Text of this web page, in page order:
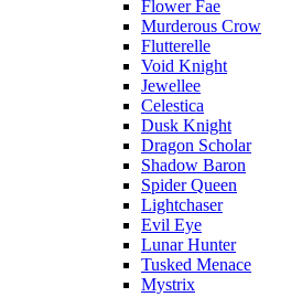
Flower Fae
Murderous Crow
Flutterelle
Void Knight
Jewellee
Celestica
Dusk Knight
Dragon Scholar
Shadow Baron
Spider Queen
Lightchaser
Evil Eye
Lunar Hunter
Tusked Menace
Mystrix